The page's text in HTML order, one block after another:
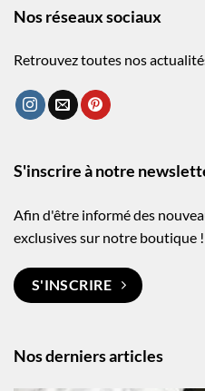
Nos réseaux sociaux
Retrouvez toutes nos
Nos derniers articles
S'inscrire à notre
Afin d'être informé des
exclusives sur notre boutique !
S'INSCRIRE